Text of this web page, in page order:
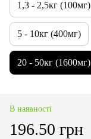
1,3 - 2,5кг (100мг)
5 - 10кг (400мг)
20 - 50кг (1600мг)
В наявності
196.50 грн